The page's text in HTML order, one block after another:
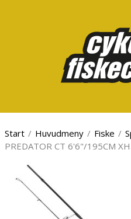
Start / Huvudmeny / Fiske /
PREDATOR CT 6'6"/195CM